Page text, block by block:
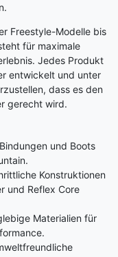
Freestyle-Modelle bis
für maximale
Jedes Produkt
entwickelt und unter
dass es den
gerecht wird.
und Boots
Konstruktionen
und Reflex Core
Materialien für